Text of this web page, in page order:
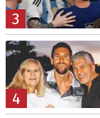
3
4